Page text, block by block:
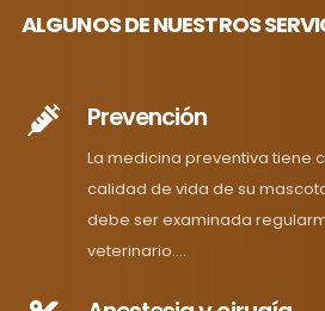
ALGUNOS DE NUESTROS
Prevención
La medicina preventiva tiene
calidad de vida de su
debe ser examinada
veterinario....